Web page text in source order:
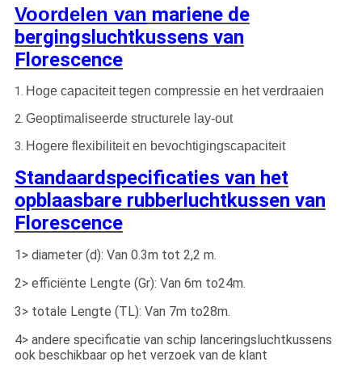
Voordelen van mariene de
bergingsluchtkussens van
Florescence
1. Hoge capaciteit tegen compressie en het verdraaien
2. Geoptimaliseerde structurele lay-out
3. Hogere flexibiliteit en bevochtigingscapaciteit
Standaardspecificaties van het
opblaasbare rubberluchtkussen van
Florescence
1> diameter (d): Van 0.3m tot 2,2 m.
2> efficiënte Lengte (Gr): Van 6m to24m.
3> totale Lengte (TL): Van 7m to28m.
4> andere specificatie van schip lanceringsluchtkussens
ook beschikbaar op het verzoek van de klant